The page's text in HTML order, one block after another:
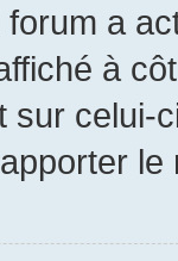
forum a
à
sur
le